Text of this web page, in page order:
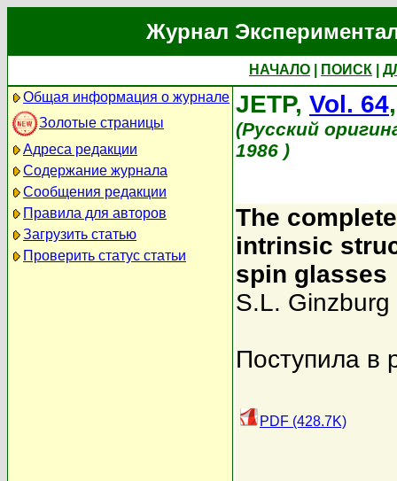
Журнал
НАЧАЛО ПОИСК
Общая информация о журнале
Золотые страницы
Адреса редакции
Содержание журнала
Сообщения редакции
Правила для авторов
Загрузить статью
Проверить статус статьи
JETP, Vol. 64
(Русский
1986 )
The
intrinsic
spin glasses
S.L. Ginzburg
Поступила в
PDF (428.7K)